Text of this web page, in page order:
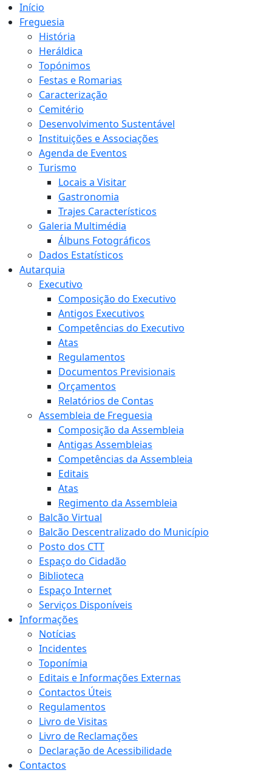
Início
Freguesia
História
Heráldica
Topónimos
Festas e Romarias
Caracterização
Cemitério
Desenvolvimento Sustentável
Instituições e Associações
Agenda de Eventos
Turismo
Locais a Visitar
Gastronomia
Trajes Característicos
Galeria Multimédia
Álbuns Fotográficos
Dados Estatísticos
Autarquia
Executivo
Composição do Executivo
Antigos Executivos
Competências do Executivo
Atas
Regulamentos
Documentos Previsionais
Orçamentos
Relatórios de Contas
Assembleia de Freguesia
Composição da Assembleia
Antigas Assembleias
Competências da Assembleia
Editais
Atas
Regimento da Assembleia
Balcão Virtual
Balcão Descentralizado do Município
Posto dos CTT
Espaço do Cidadão
Biblioteca
Espaço Internet
Serviços Disponíveis
Informações
Notícias
Incidentes
Toponímia
Editais e Informações Externas
Contactos Úteis
Regulamentos
Livro de Visitas
Livro de Reclamações
Declaração de Acessibilidade
Contactos